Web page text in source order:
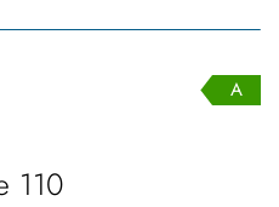
A
110